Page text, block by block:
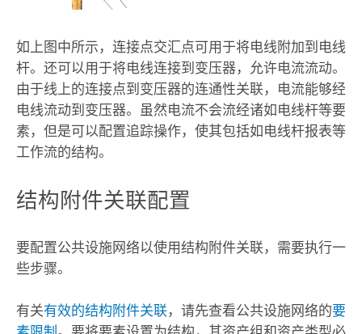
如上图中所示，连接点交汇点可用于将电线附加到电线
杆。还可以用于将电线连接到变压器，允许电流流动。
由于线上的连接点到变压器的连通性关联，电流能够经
电线流动到变压器。虽然电流不会流经诸如电线杆等要
素，但是可以配置追踪操作，使其包括如电线杆报表等
工作流的结构。
结构附件关联配置
要配置公共设施网络以使用结构附件关联，需要执行一
些步骤。
有关有效的结构附件关联，请先查看公共设施网络的要